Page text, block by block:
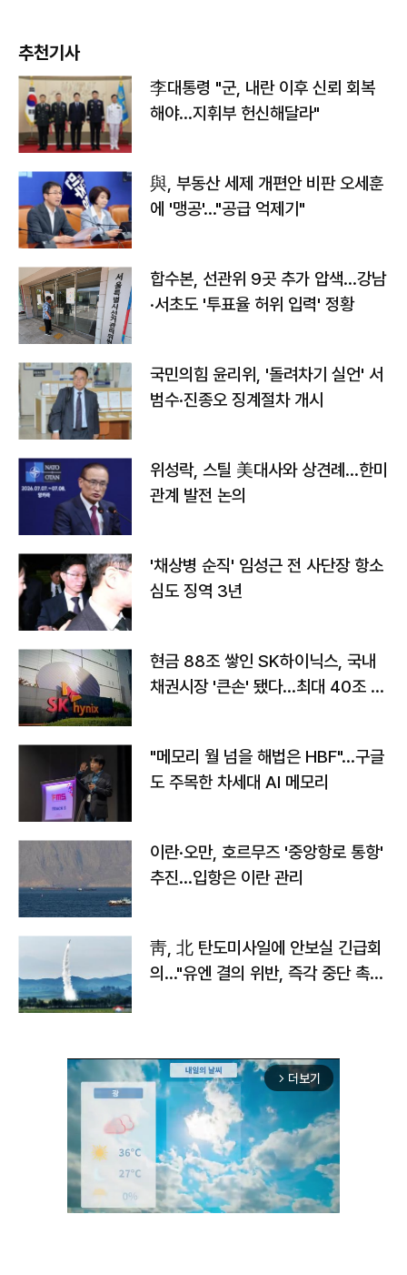
추천기사
李대통령 "군, 내란 이후 신뢰 회복
해야…지휘부 헌신해달라"
與, 부동산 세제 개편안 비판 오세훈
에 '맹공'…"공급 억제기"
합수본, 선관위 9곳 추가 압색…강남
·서초도 '투표율 허위 입력' 정황
국민의힘 윤리위, '돌려차기 실언' 서
범수·진종오 징계절차 개시
위성락, 스틸 美대사와 상견례…한미
관계 발전 논의
'채상병 순직' 임성근 전 사단장 항소
심도 징역 3년
현금 88조 쌓인 SK하이닉스, 국내
채권시장 '큰손' 됐다…최대 40조 투
"메모리 월 넘을 해법은 HBF"…구글
도 주목한 차세대 AI 메모리
이란·오만, 호르무즈 '중앙항로 통항'
추진…입항은 이란 관리
靑, 北 탄도미사일에 안보실 긴급회
의…"유엔 결의 위반, 즉각 중단 촉
arrow_forward_ios 더보기